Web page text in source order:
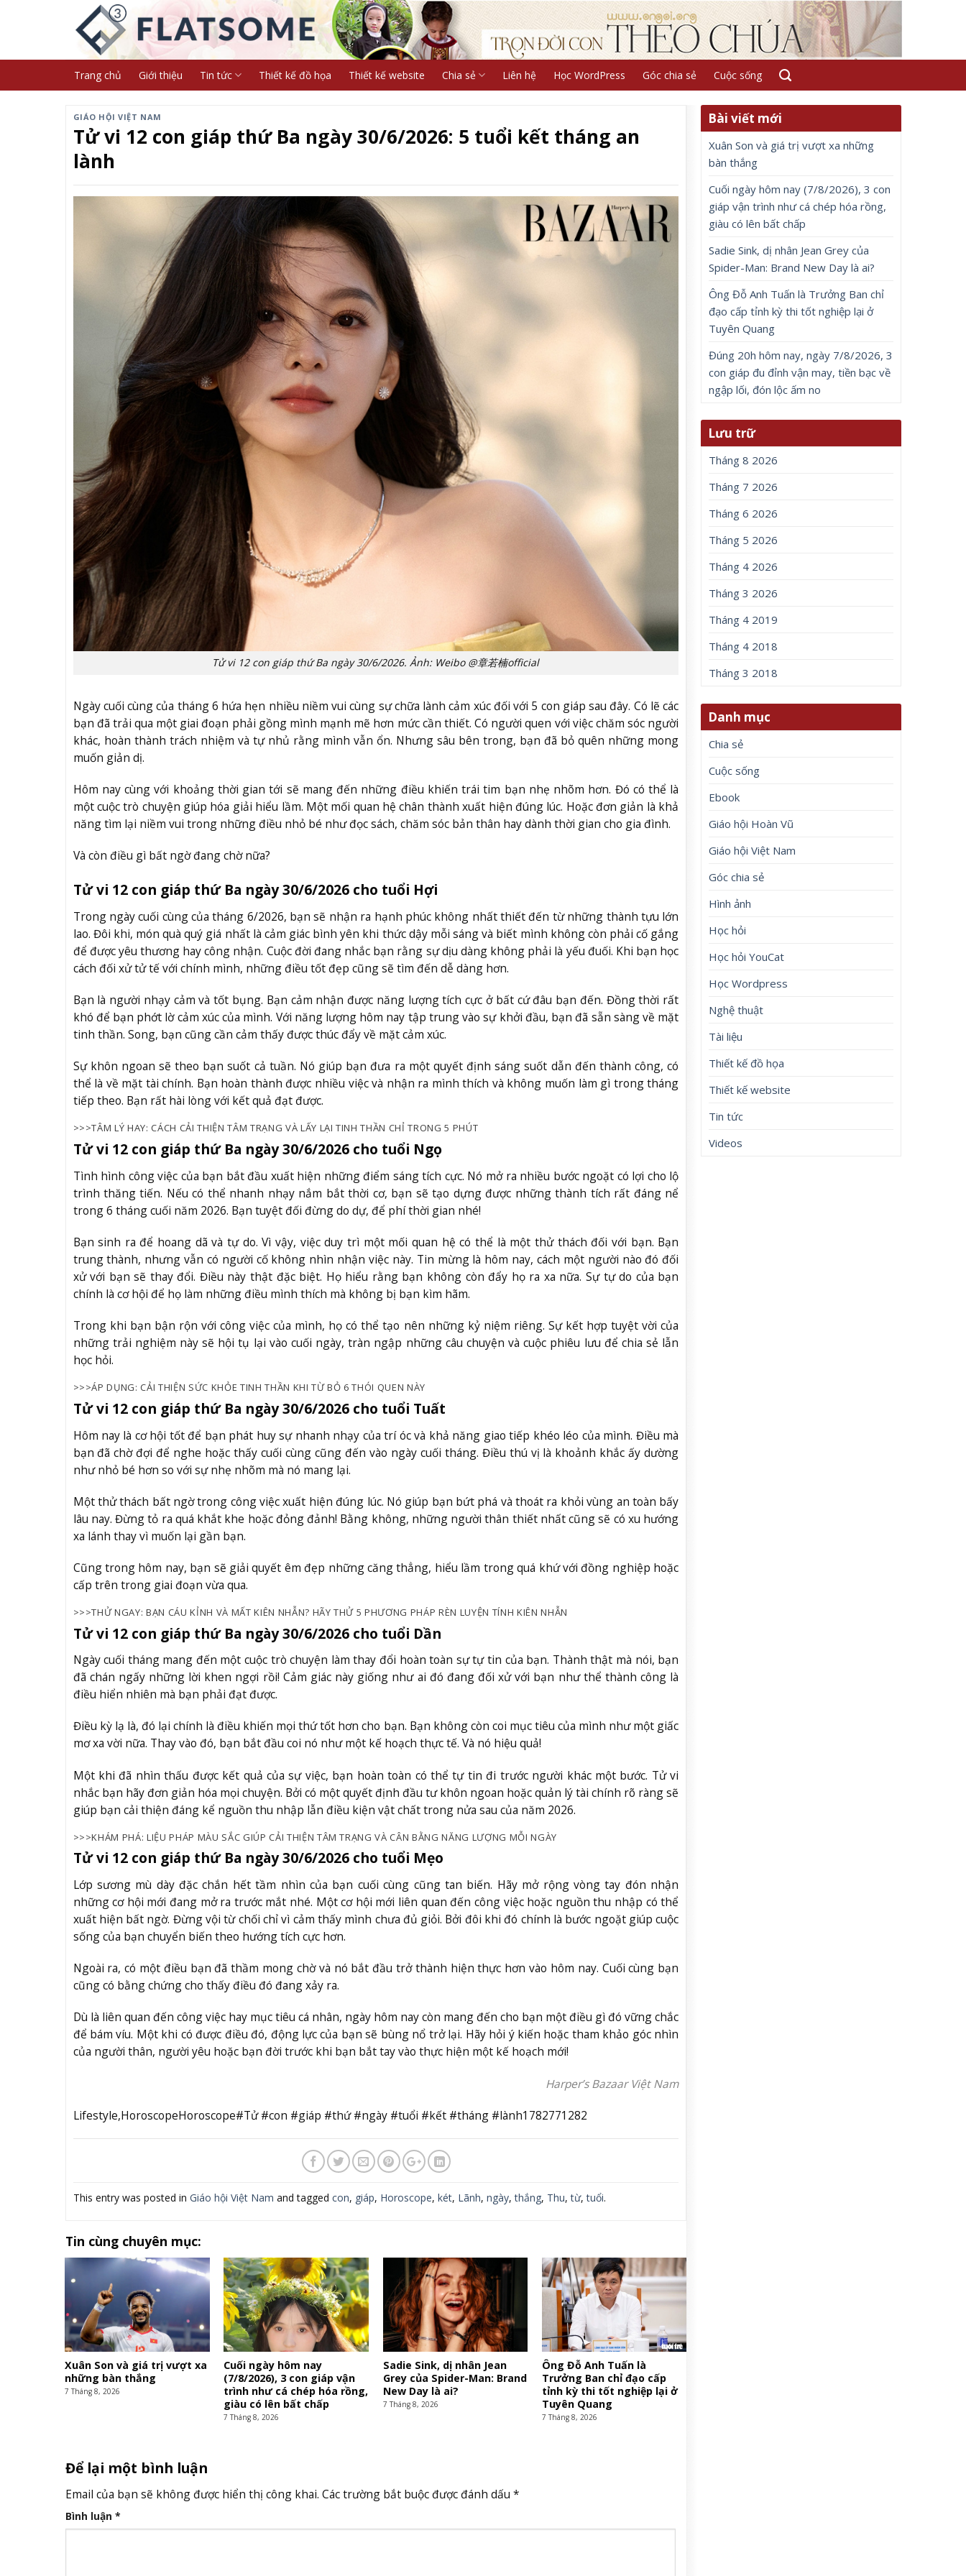
Trang chủ Giới thiệu Tin tức Thiết kế đồ họa Thiết kế website Chia sẻ Liên hệ Học WordPress Góc chia sẻ Cuộc sống
GIÁO HỘI VIỆT NAM
Tử vi 12 con giáp thứ Ba ngày 30/6/2026: 5 tuổi kết tháng an
lành
Tử vi 12 con giáp thứ Ba ngày 30/6/2026. Ảnh: Weibo @章若楠official
Ngày cuối cùng của tháng 6 hứa hẹn nhiều niềm vui cùng sự chữa lành cảm xúc đối với 5 con giáp sau đây. Có lẽ các
bạn đã trải qua một giai đoạn phải gồng mình mạnh mẽ hơn mức cần thiết. Có người quen với việc chăm sóc người
khác, hoàn thành trách nhiệm và tự nhủ rằng mình vẫn ổn. Nhưng sâu bên trong, bạn đã bỏ quên những mong
muốn giản dị.
Hôm nay cùng với khoảng thời gian tới sẽ mang đến những điều khiến trái tim bạn nhẹ nhõm hơn. Đó có thể là
một cuộc trò chuyện giúp hóa giải hiểu lầm. Một mối quan hệ chân thành xuất hiện đúng lúc. Hoặc đơn giản là khả
năng tìm lại niềm vui trong những điều nhỏ bé như đọc sách, chăm sóc bản thân hay dành thời gian cho gia đình.
Và còn điều gì bất ngờ đang chờ nữa?
Tử vi 12 con giáp thứ Ba ngày 30/6/2026 cho tuổi Hợi
Trong ngày cuối cùng của tháng 6/2026, bạn sẽ nhận ra hạnh phúc không nhất thiết đến từ những thành tựu lớn
lao. Đôi khi, món quà quý giá nhất là cảm giác bình yên khi thức dậy mỗi sáng và biết mình không còn phải cố gắng
để được yêu thương hay công nhận. Cuộc đời đang nhắc bạn rằng sự dịu dàng không phải là yếu đuối. Khi bạn học
cách đối xử tử tế với chính mình, những điều tốt đẹp cũng sẽ tìm đến dễ dàng hơn.
Bạn là người nhạy cảm và tốt bụng. Bạn cảm nhận được năng lượng tích cực ở bất cứ đâu bạn đến. Đồng thời rất
khó để bạn phớt lờ cảm xúc của mình. Với năng lượng hôm nay tập trung vào sự khởi đầu, bạn đã sẵn sàng về mặt
tinh thần. Song, bạn cũng cần cảm thấy được thúc đẩy về mặt cảm xúc.
Sự khôn ngoan sẽ theo bạn suốt cả tuần. Nó giúp bạn đưa ra một quyết định sáng suốt dẫn đến thành công, có
thể là về mặt tài chính. Bạn hoàn thành được nhiều việc và nhận ra mình thích và không muốn làm gì trong tháng
tiếp theo. Bạn rất hài lòng với kết quả đạt được.
>>>TÂM LÝ HAY: CÁCH CẢI THIỆN TÂM TRẠNG VÀ LẤY LẠI TINH THẦN CHỈ TRONG 5 PHÚT
Tử vi 12 con giáp thứ Ba ngày 30/6/2026 cho tuổi Ngọ
Tình hình công việc của bạn bắt đầu xuất hiện những điểm sáng tích cực. Nó mở ra nhiều bước ngoặt có lợi cho lộ
trình thăng tiến. Nếu có thể nhanh nhạy nắm bắt thời cơ, bạn sẽ tạo dựng được những thành tích rất đáng nể
trong 6 tháng cuối năm 2026. Bạn tuyệt đối đừng do dự, để phí thời gian nhé!
Bạn sinh ra để hoang dã và tự do. Vì vậy, việc duy trì một mối quan hệ có thể là một thử thách đối với bạn. Bạn
trung thành, nhưng vẫn có người cố không nhìn nhận việc này. Tin mừng là hôm nay, cách một người nào đó đối
xử với bạn sẽ thay đổi. Điều này thật đặc biệt. Họ hiểu rằng bạn không còn đẩy họ ra xa nữa. Sự tự do của bạn
chính là cơ hội để họ làm những điều mình thích mà không bị bạn kìm hãm.
Trong khi bạn bận rộn với công việc của mình, họ có thể tạo nên những kỷ niệm riêng. Sự kết hợp tuyệt vời của
những trải nghiệm này sẽ hội tụ lại vào cuối ngày, tràn ngập những câu chuyện và cuộc phiêu lưu để chia sẻ lẫn
học hỏi.
>>>ÁP DỤNG: CẢI THIỆN SỨC KHỎE TINH THẦN KHI TỪ BỎ 6 THÓI QUEN NÀY
Tử vi 12 con giáp thứ Ba ngày 30/6/2026 cho tuổi Tuất
Hôm nay là cơ hội tốt để bạn phát huy sự nhanh nhạy của trí óc và khả năng giao tiếp khéo léo của mình. Điều mà
bạn đã chờ đợi để nghe hoặc thấy cuối cùng cũng đến vào ngày cuối tháng. Điều thú vị là khoảnh khắc ấy dường
như nhỏ bé hơn so với sự nhẹ nhõm mà nó mang lại.
Một thử thách bất ngờ trong công việc xuất hiện đúng lúc. Nó giúp bạn bứt phá và thoát ra khỏi vùng an toàn bấy
lâu nay. Đừng tỏ ra quá khắt khe hoặc đỏng đảnh! Bằng không, những người thân thiết nhất cũng sẽ có xu hướng
xa lánh thay vì muốn lại gần bạn.
Cũng trong hôm nay, bạn sẽ giải quyết êm đẹp những căng thẳng, hiểu lầm trong quá khứ với đồng nghiệp hoặc
cấp trên trong giai đoạn vừa qua.
>>>THỬ NGAY: BẠN CÁU KỈNH VÀ MẤT KIÊN NHẪN? HÃY THỬ 5 PHƯƠNG PHÁP RÈN LUYỆN TÍNH KIÊN NHẪN
Tử vi 12 con giáp thứ Ba ngày 30/6/2026 cho tuổi Dần
Ngày cuối tháng mang đến một cuộc trò chuyện làm thay đổi hoàn toàn sự tự tin của bạn. Thành thật mà nói, bạn
đã chán ngấy những lời khen ngợi rồi! Cảm giác này giống như ai đó đang đối xử với bạn như thể thành công là
điều hiển nhiên mà bạn phải đạt được.
Điều kỳ lạ là, đó lại chính là điều khiến mọi thứ tốt hơn cho bạn. Bạn không còn coi mục tiêu của mình như một giấc
mơ xa vời nữa. Thay vào đó, bạn bắt đầu coi nó như một kế hoạch thực tế. Và nó hiệu quả!
Một khi đã nhìn thấu được kết quả của sự việc, bạn hoàn toàn có thể tự tin đi trước người khác một bước. Tử vi
nhắc bạn hãy đơn giản hóa mọi chuyện. Bởi có một quyết định đầu tư khôn ngoan hoặc quản lý tài chính rõ ràng sẽ
giúp bạn cải thiện đáng kể nguồn thu nhập lẫn điều kiện vật chất trong nửa sau của năm 2026.
>>>KHÁM PHÁ: LIỆU PHÁP MÀU SẮC GIÚP CẢI THIỆN TÂM TRẠNG VÀ CÂN BẰNG NĂNG LƯỢNG MỖI NGÀY
Tử vi 12 con giáp thứ Ba ngày 30/6/2026 cho tuổi Mẹo
Lớp sương mù dày đặc chắn hết tầm nhìn của bạn cuối cùng cũng tan biến. Hãy mở rộng vòng tay đón nhận
những cơ hội mới đang mở ra trước mắt nhé. Một cơ hội mới liên quan đến công việc hoặc nguồn thu nhập có thể
xuất hiện bất ngờ. Đừng vội từ chối chỉ vì cảm thấy mình chưa đủ giỏi. Bởi đôi khi đó chính là bước ngoặt giúp cuộc
sống của bạn chuyển biến theo hướng tích cực hơn.
Ngoài ra, có một điều bạn đã thầm mong chờ và nó bắt đầu trở thành hiện thực hơn vào hôm nay. Cuối cùng bạn
cũng có bằng chứng cho thấy điều đó đang xảy ra.
Dù là liên quan đến công việc hay mục tiêu cá nhân, ngày hôm nay còn mang đến cho bạn một điều gì đó vững chắc
để bám víu. Một khi có được điều đó, động lực của bạn sẽ bùng nổ trở lại. Hãy hỏi ý kiến hoặc tham khảo góc nhìn
của người thân, người yêu hoặc bạn đời trước khi bạn bắt tay vào thực hiện một kế hoạch mới!
Harper’s Bazaar Việt Nam
Lifestyle,HoroscopeHoroscope#Tử #con #giáp #thứ #ngày #tuổi #kết #tháng #lành1782771282
This entry was posted in Giáo hội Việt Nam and tagged con, giáp, Horoscope, két, Lãnh, ngày,thắng, Thu,từ,tuổi.
Tin cùng chuyên mục:
Xuân Son và giá trị vượt xa
những bàn thắng
7 Tháng 8, 2026
Cuối ngày hôm nay
(7/8/2026), 3 con giáp vận
trình như cá chép hóa rồng,
giàu có lên bất chấp
7 Tháng 8, 2026
Sadie Sink, dị nhân Jean
Grey của Spider-Man: Brand
New Day là ai?
7 Tháng 8, 2026
Ông Đỗ Anh Tuấn là
Trưởng Ban chỉ đạo cấp
tỉnh kỳ thi tốt nghiệp lại ở
Tuyên Quang
7 Tháng 8, 2026
Để lại một bình luận
Email của bạn sẽ không được hiển thị công khai. Các trường bắt buộc được đánh dấu *
Bình luận *
Bài viết mới
Xuân Son và giá trị vượt xa những
bàn thắng
Cuối ngày hôm nay (7/8/2026), 3 con
giáp vận trình như cá chép hóa rồng,
giàu có lên bất chấp
Sadie Sink, dị nhân Jean Grey của
Spider-Man: Brand New Day là ai?
Ông Đỗ Anh Tuấn là Trưởng Ban chỉ
đạo cấp tỉnh kỳ thi tốt nghiệp lại ở
Tuyên Quang
Đúng 20h hôm nay, ngày 7/8/2026, 3
con giáp đu đỉnh vận may, tiền bạc về
ngập lối, đón lộc ấm no
Lưu trữ
Tháng 8 2026
Tháng 7 2026
Tháng 6 2026
Tháng 5 2026
Tháng 4 2026
Tháng 3 2026
Tháng 4 2019
Tháng 4 2018
Tháng 3 2018
Danh mục
Chia sẻ
Cuộc sống
Ebook
Giáo hội Hoàn Vũ
Giáo hội Việt Nam
Góc chia sẻ
Hình ảnh
Học hỏi
Học hỏi YouCat
Học Wordpress
Nghệ thuật
Tài liệu
Thiết kế đồ họa
Thiết kế website
Tin tức
Videos